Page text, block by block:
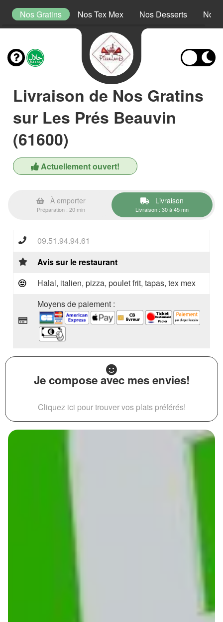
Nos Gratins Nos Tex Mex Nos Desserts Nos
Livraison de Nos Gratins
sur Les Prés Beauvin
(61600)
Actuellement ouvert!
À emporter
Préparation : 20 min
Livraison
Livraison : 30 à 45 mn
09.51.94.94.61
Avis sur le restaurant
Halal, italien, pizza, poulet frit, tapas, tex mex
Moyens de paiement :
Je compose avec mes envies!
Cliquez ici pour trouver vos plats préférés!